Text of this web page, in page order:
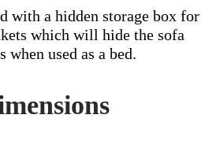
with a hidden storage box for
which will hide the sofa
when used as a bed.